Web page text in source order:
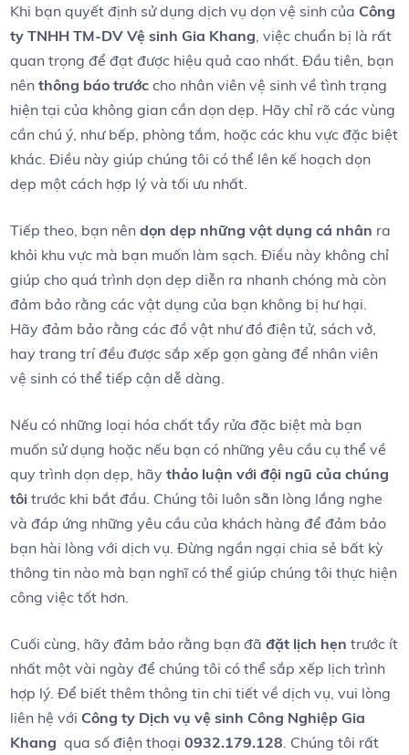
Khi bạn quyết định sử dụng⁢ dịch vụ dọn vệ sinh của Công
ty TNHH TM-DV Vệ ‌sinh ‍Gia​ Khang , việc chuẩn bị là rất⁤
quan ⁣trọng để ⁢đạt được hiệu quả cao nhất. Đầu tiên, bạn
nênthông báo trước ‌cho nhân viên vệ sinh về ‍tình trạng
hiện tại của không gian‌ cần dọn dẹp. Hãy ⁢chỉ rõ các vùng
cần chú ý, như bếp, phòng tắm, hoặc ​các khu vực đặc biệt
khác.⁤ Điều này ‌giúp chúng tôi có⁣ thể lên ‌kế hoạch dọn​
dẹp một cách​ hợp lý và tối ưu nhất.
Tiếp⁤ theo, bạn nêndọn ‌dẹp những vật dụng ‌cá‍ nhân ra
khỏi ⁢khu‍ vực mà ‍bạn muốn làm sạch.⁢ Điều này không chỉ
giúp‌ cho quá trình dọn dẹp diễn ra nhanh chóng mà còn
đảm bảo rằng các vật‌ dụng của bạn không bị hư hại.
Hãy đảm bảo ‌rằng các‌ đồ vật như đồ điện tử,​ sách vở,
‍hay trang trí đều được​ sắp xếp gọn gàng để nhân viên
vệ sinh có ⁢thể⁤ tiếp cận dễ dàng.
Nếu có ⁣những loại hóa chất tẩy rửa đặc biệt mà bạn
muốn ⁤sử dụng hoặc‌ nếu bạn có những yêu cầu cụ thể về
quy ‌trình dọn⁤ dẹp, hãythảo luận với đội ngũ của chúng
tôi trước​ khi bắt đầu. Chúng tôi luôn sẵn lòng lắng nghe⁣
và đáp ứng những yêu‌ cầu của khách hàng để đảm bảo
bạn hài lòng với dịch vụ. Đừng⁣ ngần ngại chia sẻ bất ​kỳ
thông tin nào mà ‍bạn nghĩ có thể giúp chúng tôi thực⁤ hiện
công việc ⁢tốt⁣ hơn.
Cuối cùng, hãy đảm bảo rằng bạn đãđặt lịch⁤ hẹn trước ít
nhất một vài ngày để chúng tôi có ​thể sắp xếp lịch trình
hợp‌ lý. Để⁣ biết ‌thêm thông tin chi tiết về dịch vụ, vui lòng
liên hệ với Công‌ ty Dịch vụ ​vệ sinh‌ Công Nghiệp Gia
Khang ‍ qua ​số ⁤điện thoại0932.179.128 . Chúng tôi rất